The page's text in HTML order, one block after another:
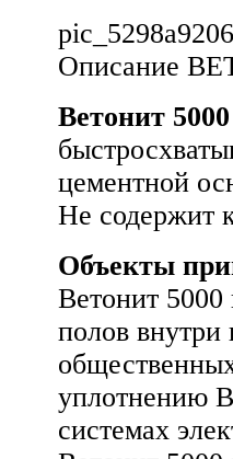
Описание
Ветонит
цементной
Не содержит
Объекты
Ветонит 5000
полов
уплотнению
системах